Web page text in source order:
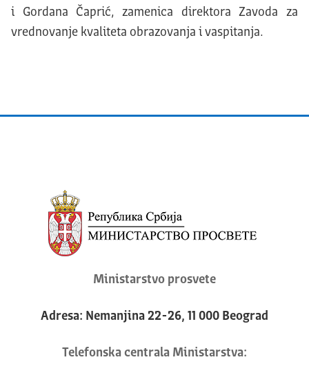
i Gordana Čaprić, zamenica direktora Zavoda za
vrednovanje kvaliteta obrazovanja i vaspitanja.
Ministarstvo prosvete
Adresa: Nemanjina 22-26, 11 000 Beograd
Telefonska centrala Ministarstva: